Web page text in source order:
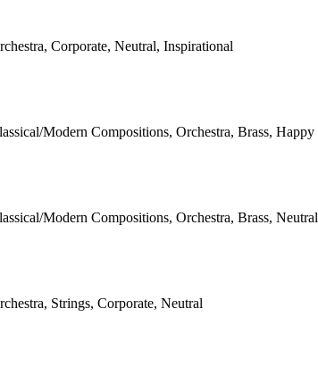
Corporate, Neutral, Inspirational
Modern Compositions, Orchestra, Brass, Happy
Modern Compositions, Orchestra, Brass, Neutral
Strings, Corporate, Neutral